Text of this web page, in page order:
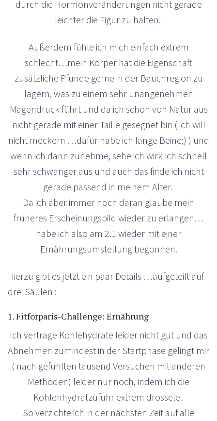
durch die Hormonveränderungen nicht gerade
leichter die Figur zu halten.
Außerdem fühle ich mich einfach extrem
schlecht…mein Körper hat die Eigenschaft
zusätzliche Pfunde gerne in der Bauchregion zu
lagern, was zu einem sehr unangenehmen
Magendruck führt und da ich schon von Natur aus
nicht gerade mit einer Taille gesegnet bin ( ich will
nicht meckern …dafür habe ich lange Beine;) ) und
wenn ich dann zunehme, sehe ich wirklich schnell
sehr schwanger aus und auch das finde ich nicht
gerade passend in meinem Alter.
Da ich aber immer noch daran glaube mein
früheres Erscheinungsbild wieder zu erlangen…
habe ich also am 2.1 wieder mit einer
Ernährungsumstellung begonnen.
Hierzu gibt es jetzt ein paar Details …aufgeteilt auf
drei Säulen :
1. Fitforparis-Challenge: Ernährung
Ich vertrage Kohlehydrate leider nicht gut und das
Abnehmen zumindest in der Startphase gelingt mir
( nach gefühlten tausend Versuchen mit anderen
Methoden) leider nur noch, indem ich die
Kohlenhydratzufuhr extrem drossele.
So verzichte ich in der nächsten Zeit auf alle